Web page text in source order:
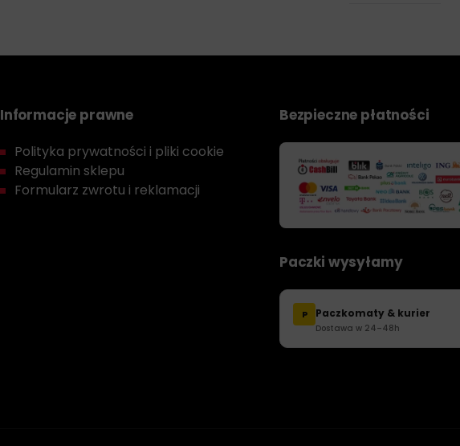
Informacje prawne
Polityka prywatności i pliki cookie
Regulamin sklepu
Formularz zwrotu i reklamacji
Bezpieczne płatności
Paczki wysyłamy
P Paczkomaty & kurier
Dostawa w 24–48h